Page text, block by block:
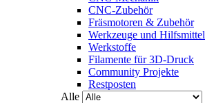
CNC-Zubehör
Fräsmotoren & Zubehör
Werkzeuge und Hilfsmittel
Werkstoffe
Filamente für 3D-Druck
Community Projekte
Restposten
Alle